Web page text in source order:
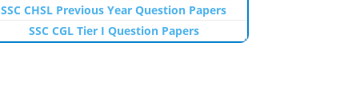
SSC CHSL Previous Year Question Papers
SSC CGL Tier I Question Papers